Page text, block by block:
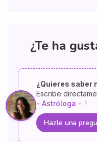
¿Te ha
¿Quieres saber
Escribe
- Astróloga - !
Hazle una